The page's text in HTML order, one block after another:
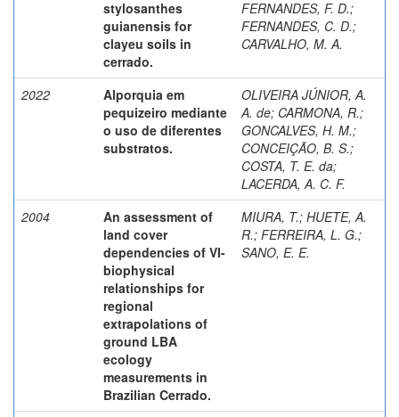
stylosanthes
guianensis for
clayeu soils in
cerrado.
FERNANDES, F. D.;
FERNANDES, C. D.;
CARVALHO, M. A.
2022
Alporquia em
pequizeiro mediante
o uso de diferentes
substratos.
OLIVEIRA JÚNIOR, A.
A. de; CARMONA, R.;
GONCALVES, H. M.;
CONCEIÇÃO, B. S.;
COSTA, T. E. da;
LACERDA, A. C. F.
2004
An assessment of
land cover
dependencies of VI-
biophysical
relationships for
regional
extrapolations of
ground LBA
ecology
measurements in
Brazilian Cerrado.
MIURA, T.; HUETE, A.
R.; FERREIRA, L. G.;
SANO, E. E.